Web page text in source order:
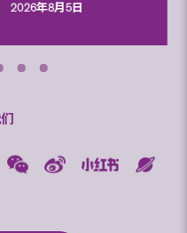
2026年8月5日